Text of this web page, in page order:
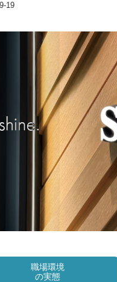
19
職場環境
の実態